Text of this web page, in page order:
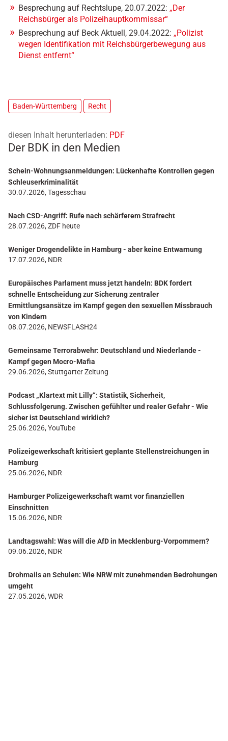
Besprechung auf Rechtslupe, 20.07.2022: „Der
Reichsbürger als Polizeihauptkommissar“
Besprechung auf Beck Aktuell, 29.04.2022: „Polizist
wegen Identifikation mit Reichsbürgerbewegung aus
Dienst entfernt“
Baden-Württemberg Recht
diesen Inhalt herunterladen: PDF
Der BDK in den Medien
Schein-Wohnungsanmeldungen: Lückenhafte Kontrollen gegen
Schleuserkriminalität
30.07.2026, Tagesschau
Nach CSD-Angriff: Rufe nach schärferem Strafrecht
28.07.2026, ZDF heute
Weniger Drogendelikte in Hamburg - aber keine Entwarnung
17.07.2026, NDR
Europäisches Parlament muss jetzt handeln: BDK fordert
schnelle Entscheidung zur Sicherung zentraler
Ermittlungsansätze im Kampf gegen den sexuellen Missbrauch
von Kindern
08.07.2026, NEWSFLASH24
Gemeinsame Terrorabwehr: Deutschland und Niederlande -
Kampf gegen Mocro-Mafia
29.06.2026, Stuttgarter Zeitung
Podcast „Klartext mit Lilly“: Statistik, Sicherheit,
Schlussfolgerung. Zwischen gefühlter und realer Gefahr - Wie
sicher ist Deutschland wirklich?
25.06.2026, YouTube
Polizeigewerkschaft kritisiert geplante Stellenstreichungen in
Hamburg
25.06.2026, NDR
Hamburger Polizeigewerkschaft warnt vor finanziellen
Einschnitten
15.06.2026, NDR
Landtagswahl: Was will die AfD in Mecklenburg-Vorpommern?
09.06.2026, NDR
Drohmails an Schulen: Wie NRW mit zunehmenden Bedrohungen
umgeht
27.05.2026, WDR